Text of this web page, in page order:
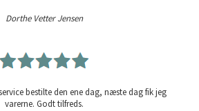
Dorthe Vetter Jensen
bestilte den ene dag, næste dag fik jeg
varerne. Godt tilfreds.